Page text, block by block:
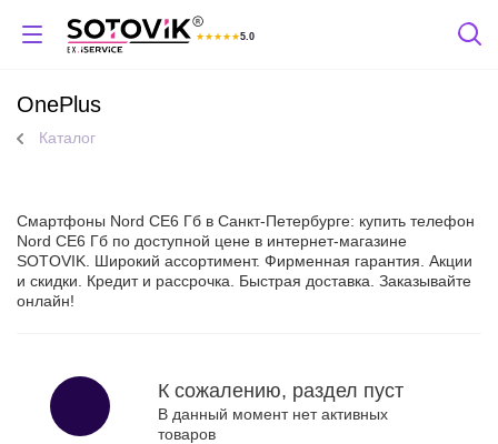
★ ★ ★ ★ ★5.0
Отзывы Яндекс
OnePlus
Каталог
Смартфоны Nord CE6 Гб в Санкт-Петербурге: купить телефон
Nord CE6 Гб по доступной цене в интернет-магазине
SOTOVIK. Широкий ассортимент. Фирменная гарантия. Акции
и скидки. Кредит и рассрочка. Быстрая доставка. Заказывайте
онлайн!
К сожалению, раздел пуст
В данный момент нет активных
товаров